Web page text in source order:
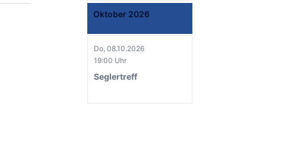
Oktober 2026
Do, 08.10.2026
19:00 Uhr
Seglertreff